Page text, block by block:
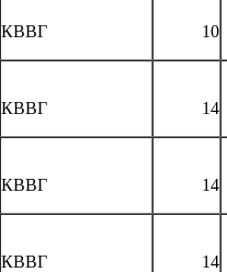
КВВГ 10
КВВГ 14
КВВГ 14
КВВГ 14